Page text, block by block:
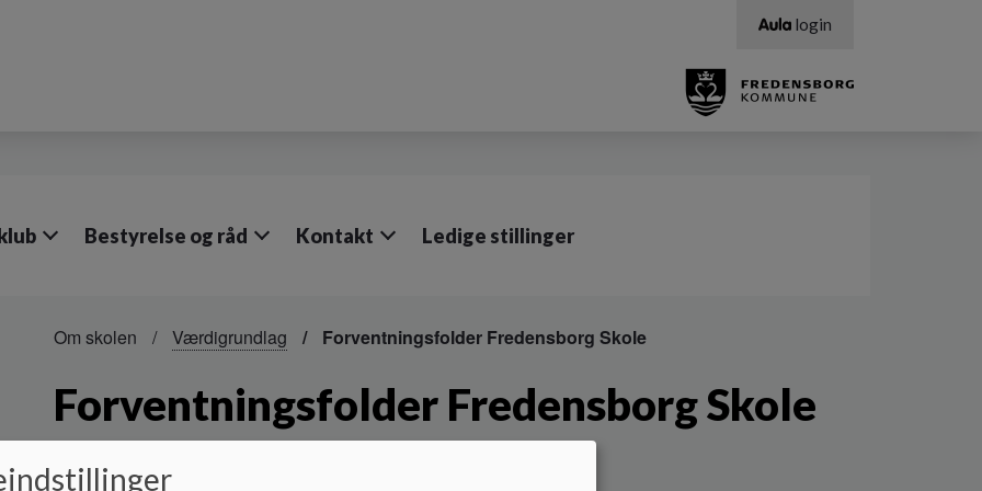
login
Bestyrelse og råd Kontakt Ledige stillinger
Om skolen Værdigrundlag Forventningsfolder Fredensborg Skole
Forventningsfolder Fredensborg Skole
Her kan I finde forventningsfolderen for Fredensborg Skole